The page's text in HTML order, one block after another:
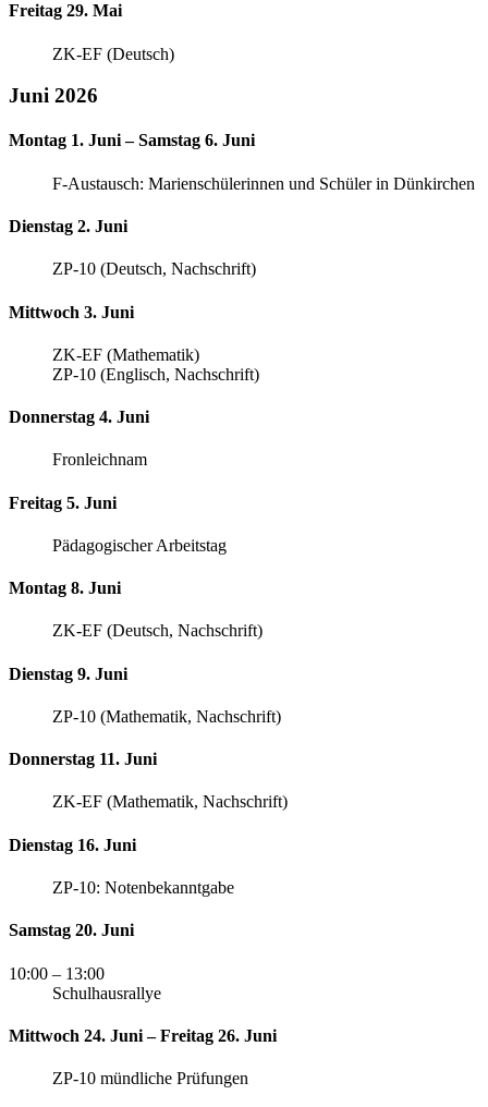
Freitag 29. Mai
ZK-EF (Deutsch)
Juni 2026
Montag 1. Juni – Samstag 6. Juni
F-Austausch: Marienschülerinnen und Schüler in Dünkirchen
Dienstag 2. Juni
ZP-10 (Deutsch, Nachschrift)
Mittwoch 3. Juni
ZK-EF (Mathematik)
ZP-10 (Englisch, Nachschrift)
Donnerstag 4. Juni
Fronleichnam
Freitag 5. Juni
Pädagogischer Arbeitstag
Montag 8. Juni
ZK-EF (Deutsch, Nachschrift)
Dienstag 9. Juni
ZP-10 (Mathematik, Nachschrift)
Donnerstag 11. Juni
ZK-EF (Mathematik, Nachschrift)
Dienstag 16. Juni
ZP-10: Notenbekanntgabe
Samstag 20. Juni
10:00 – 13:00
Schulhausrallye
Mittwoch 24. Juni – Freitag 26. Juni
ZP-10 mündliche Prüfungen